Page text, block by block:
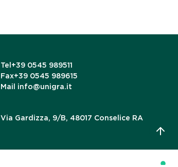
Tel +39 0545 989511
Fax+39 0545 989615
Mail info@unigra.it
Via Gardizza, 9/B, 48017 Conselice RA